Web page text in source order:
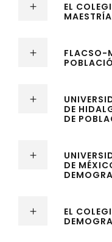
EL
FLACSO-
DE
DE
DE
EL